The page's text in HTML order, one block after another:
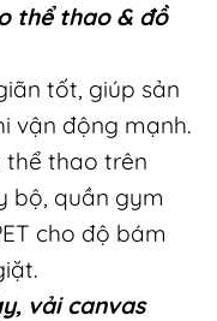
thể thao & đồ
tốt, giúp sản
vận động mạnh.
thể thao trên
bộ, quần gym
cho độ bám
vải canvas